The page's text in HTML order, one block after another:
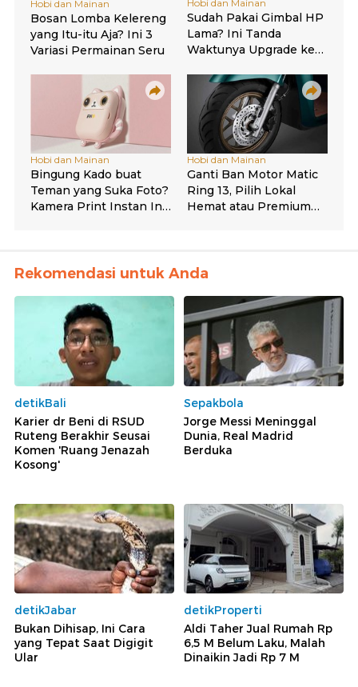
Rekomendasi untuk Anda
detikBali
Karier dr Beni di RSUD
Ruteng Berakhir Seusai
Komen 'Ruang Jenazah
Kosong'
Sepakbola
Jorge Messi Meninggal
Dunia, Real Madrid
Berduka
detikJabar
Bukan Dihisap, Ini Cara
yang Tepat Saat Digigit
Ular
detikProperti
Aldi Taher Jual Rumah Rp
6,5 M Belum Laku, Malah
Dinaikin Jadi Rp 7 M